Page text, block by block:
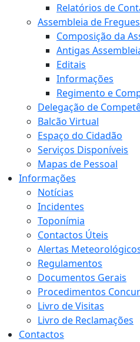
Relatórios de
Assembleia de
Composição da
Antigas
Editais
Informações
Regimento e
Delegação de
Balcão Virtual
Espaço do Cidadão
Serviços Disponíveis
Mapas de Pessoal
Informações
Notícias
Incidentes
Toponímia
Contactos Úteis
Alertas
Regulamentos
Documentos Gerais
Procedimentos
Livro de Visitas
Livro de Reclamações
Contactos